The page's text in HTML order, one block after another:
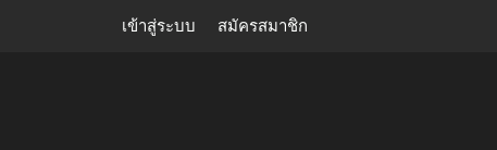
เข้าสู่ระบบ สมัครสมาชิก